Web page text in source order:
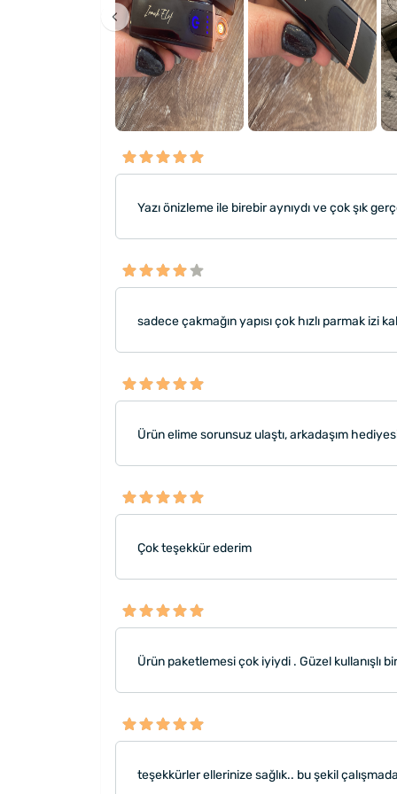
Yazı önizleme ile birebir aynıydı ve çok şık
sadece çakmağın yapısı çok hızlı parmak izi
Ürün elime sorunsuz ulaştı, arkadaşım
Çok teşekkür ederim
Ürün paketlemesi çok iyiydi . Güzel kullanışlı
teşekkürler ellerinize sağlık.. bu şekil